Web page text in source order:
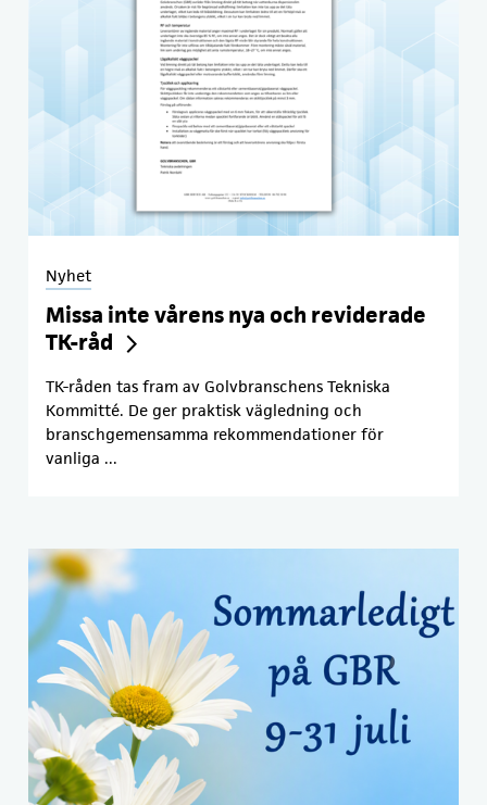
Nyhet
Missa inte vårens nya och reviderade
TK-råd
TK-råden tas fram av Golvbranschens Tekniska
Kommitté. De ger praktisk vägledning och
branschgemensamma rekommendationer för
vanliga ...